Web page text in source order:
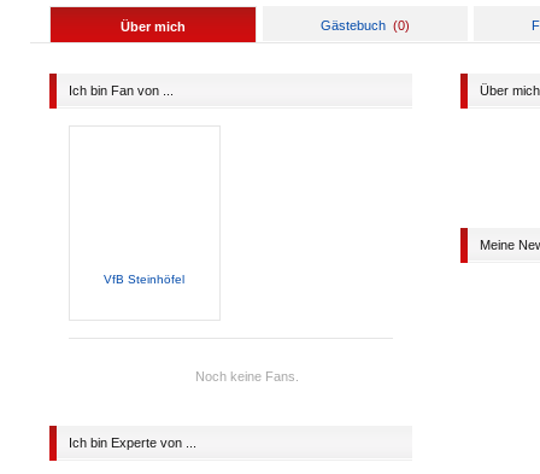
Über mich Gästebuch (0)
Ich bin Fan von ...
VfB Steinhöfel
Noch keine Fans.
Ich bin Experte von ...
Über mich
Meine